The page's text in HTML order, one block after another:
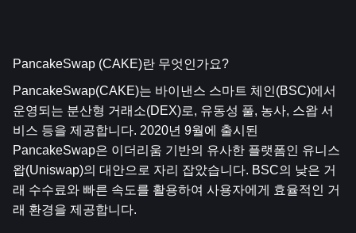
PancakeSwap (CAKE)란 무엇인가요?
PancakeSwap(CAKE)는 바이낸스 스마트 체인(BSC)에서
운영되는 분산형 거래소(DEX)로, 유동성 풀, 농사, 스왑 서
비스 등을 제공합니다. 2020년 9월에 출시된
PancakeSwap은 이더리움 기반의 유사한 플랫폼인 유니스
왑(Uniswap)의 대안으로 자리 잡았습니다. BSC의 낮은 거
래 수수료와 빠른 속도를 활용하여 사용자에게 효율적인 거
래 환경을 제공합니다.